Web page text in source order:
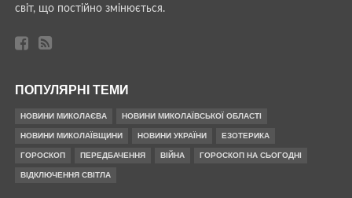
світ, що постійно змінюється.
ПОПУЛЯРНІ ТЕМИ
НОВИНИ МИКОЛАЄВА НОВИНИ МИКОЛАЇВСЬКОЇ ОБЛАСТІ
НОВИНИ МИКОЛАЇВЩИНИ НОВИНИ УКРАЇНИ ЕЗОТЕРИКА
ГОРОСКОП ПЕРЕДБАЧЕННЯ ВІЙНА ГОРОСКОП НА СЬОГОДНІ
ВІДКЛЮЧЕННЯ СВІТЛА